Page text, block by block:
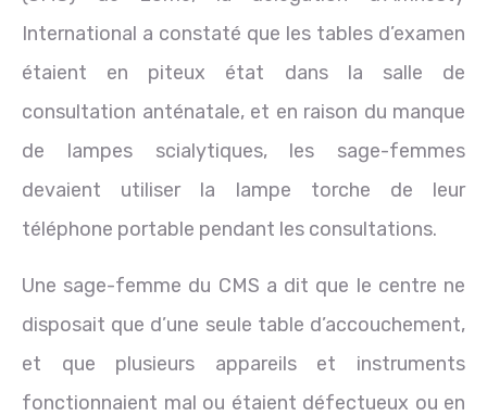
International a constaté que les tables d’examen
étaient en piteux état dans la salle de
consultation anténatale, et en raison du manque
de lampes scialytiques, les sage-femmes
devaient utiliser la lampe torche de leur
téléphone portable pendant les consultations.
Une sage-femme du CMS a dit que le centre ne
disposait que d’une seule table d’accouchement,
et que plusieurs appareils et instruments
fonctionnaient mal ou étaient défectueux ou en